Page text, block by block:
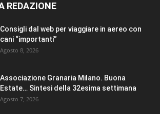
REDAZIONE
Consigli dal web per viaggiare in aereo con
cani “importanti”
Agosto 8, 2026
Associazione Granaria Milano. Buona
Estate… Sintesi della 32esima settimana
Agosto 7, 2026